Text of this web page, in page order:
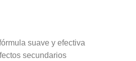
suave y efectiva
secundarios